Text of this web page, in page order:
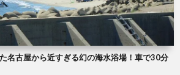
名古屋から近すぎる幻の海水浴場！車で30分